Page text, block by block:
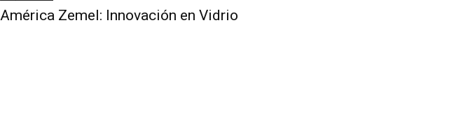
América Zemel: Innovación en Vidrio